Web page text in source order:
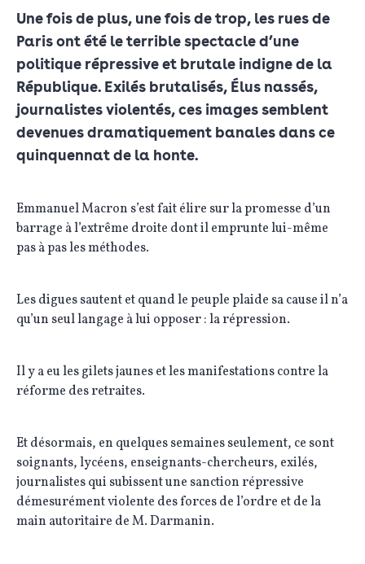
Une fois de plus, une fois de trop, les rues de
Paris ont été le terrible spectacle d’une
politique répressive et brutale indigne de la
République. Exilés brutalisés, Élus nassés,
journalistes violentés, ces images semblent
devenues dramatiquement banales dans ce
quinquennat de la honte.
Emmanuel Macron s’est fait élire sur la promesse d’un
barrage à l’extrême droite dont il emprunte lui-même
pas à pas les méthodes.
Les digues sautent et quand le peuple plaide sa cause il n’a
qu’un seul langage à lui opposer : la répression.
Il y a eu les gilets jaunes et les manifestations contre la
réforme des retraites.
Et désormais, en quelques semaines seulement, ce sont
soignants, lycéens, enseignants-chercheurs, exilés,
journalistes qui subissent une sanction répressive
démesurément violente des forces de l’ordre et de la
main autoritaire de M. Darmanin.